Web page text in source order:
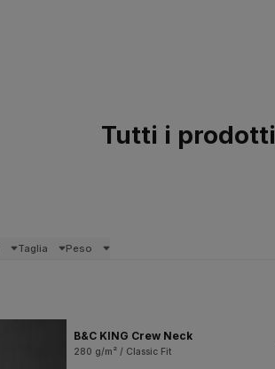
Tutti i prodotti
Taglia Peso
B&C KING Crew Neck
280 g/m² / Classic Fit